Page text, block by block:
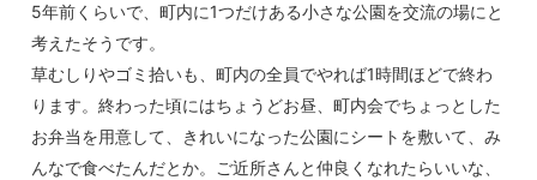
5年前くらいで、町内に1つだけある小さな公園を交流の場にと
考えたそうです。
草むしりやゴミ拾いも、町内の全員でやれば1時間ほどで終わ
ります。終わった頃にはちょうどお昼、町内会でちょっとした
お弁当を用意して、きれいになった公園にシートを敷いて、み
んなで食べたんだとか。ご近所さんと仲良くなれたらいいな、